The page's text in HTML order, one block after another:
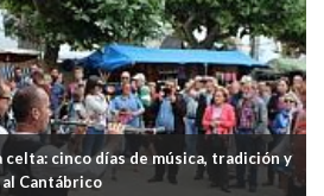
celta: cinco días de música, tradición y
Cantábrico